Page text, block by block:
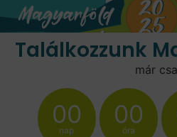
Találkozzunk
már
00
nap
00
óra